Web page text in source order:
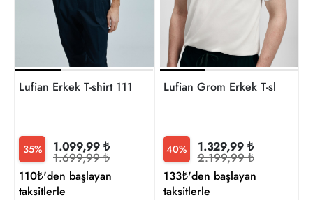
Lufian Erkek T-shirt 111040228
35% 1.099,99 ₺
1.699,99 ₺
110₺'den başlayan
taksitlerle
Lufian Grom Erkek T-shirt
40% 1.329,99 ₺
2.199,99 ₺
133₺'den başlayan
taksitlerle